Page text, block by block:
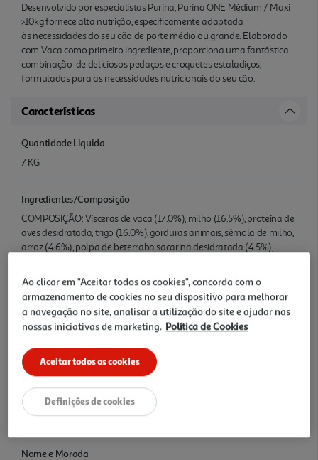
Desenvolvido por especialistas Purina, Purina ONE Médium / Maxi
>10kg fornece alta nutrição, especificamente adaptada
às necessidades do seu cão de porte médio ou grande. Elaborado
com Vaca como primeiro ingrediente, proporciona uma fantástica
combinação de deliciosos pedaços e croquetes estaladiços,
formulados para as necessidades nutricionais do seu cão.
Características
Quantidade Liquida
7 KG
Ingredientes/Composição
COMPOSIÇÃO: Vísceras de vaca (17.0%), milho (16.5%), proteína de
aves desidratada, trigo (16.0%), gorduras animais, sêmola de milho,
arroz (4.6%), polpa de beterraba sacarina desidratada (4.5%),
Glicerol, farinha de proteína de milho, farinha de malte torrada,
óleo de peixe. ADITIVOS: ADITIVOS NUTRITIVOS: UI/kg: Vit A: 18
200; Vit D3: 590; Vit E: 520; mg/kg: Vit C: 140; 3b103: (Fe: 90); 3b202:
(I: 1.5); 3b405: (Cu: 10); 3b503: (Mn: 35); 3b60 5: (Zn: 88); 3b801: (Se:
0.10). CONSTITUINTES ANALÍTICOS: Proteína bruta: 25.0%, Matéria
gorda bruta: 15.0%, Cinza bruta: 7.0%, Fibra bruta: 2.5%, Ácidos
Gordos Ómega 3: 0.2%, Ácidos gordos ómega 6: 2.5%.
Denominação
RAÇÃO CÃO PURINA ONE MED MAXI ADUL.VACA/ARROZ 7KG
Nome e Morada
Ao clicar em "Aceitar todos os cookies", concorda com o
armazenamento de cookies no seu dispositivo para melhorar
a navegação no site, analisar a utilização do site e ajudar nas
nossas iniciativas de marketing. Política de Cookies
Aceitar todos os cookies
Definições de cookies